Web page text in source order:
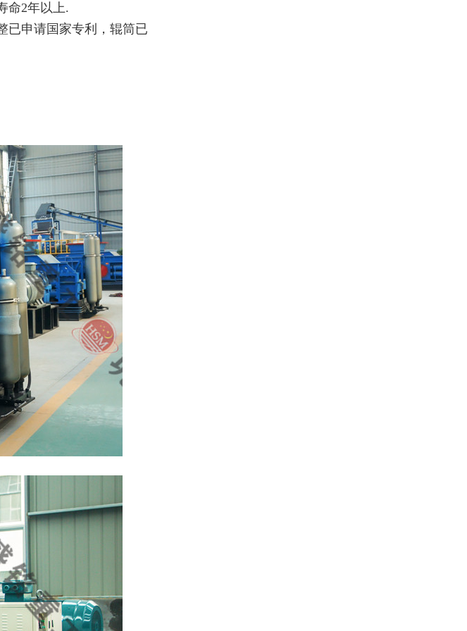
命2年以上.
已申请国家专利，辊筒已